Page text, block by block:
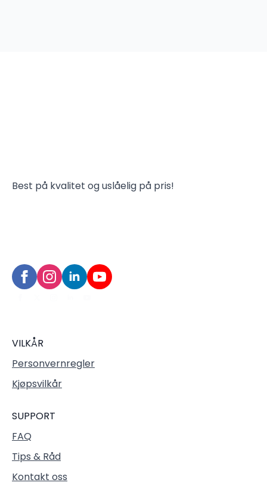
Best på kvalitet og uslåelig på pris!
VILKÅR
Personvernregler
Kjøpsvilkår
SUPPORT
FAQ
Tips & Råd
Kontakt oss